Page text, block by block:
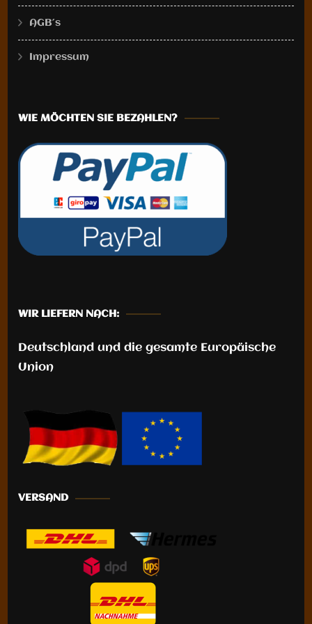
AGB´s
Impressum
WIE MÖCHTEN SIE BEZAHLEN?
WIR LIEFERN NACH:
Deutschland und die gesamte Europäische
Union
VERSAND